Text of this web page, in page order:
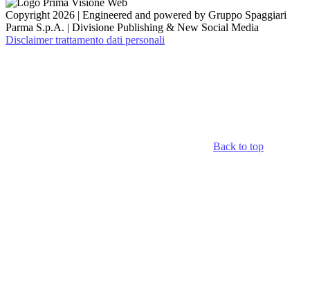
Copyright 2026 | Engineered and powered by Gruppo Spaggiari
Parma S.p.A. | Divisione Publishing & New Social Media
Disclaimer trattamento dati personali
Back to top